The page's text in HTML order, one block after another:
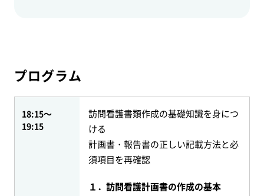
プログラム
18:15～
19:15
訪問看護書類作成の基礎知識を身につ
ける
計画書・報告書の正しい記載方法と必
須項目を再確認
１．訪問看護計画書の作成の基本